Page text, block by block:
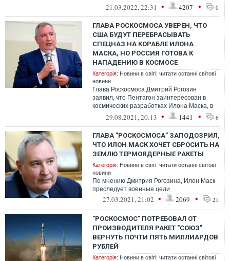
качествами.
21.03.2022, 22:31 • 4207 • 0
ГЛАВА РОСКОСМОСА УВЕРЕН, ЧТО
США БУДУТ ПЕРЕБРАСЫВАТЬ
СПЕЦНАЗ НА КОРАБЛЕ ИЛОНА
МАСКА, НО РОССИЯ ГОТОВА К
НАПАДЕНИЮ В КОСМОСЕ
Категорія: Новини в світі: читати останні світові
новини
Глава Роскосмоса Дмитрий Рогозин
заявил, что Пентагон заинтересован в
космических разработках Илона Маска, в
частности в военных целях может
29.08.2021, 20:13 • 1441 • 6
ГЛАВА "РОСКОСМОСА" ЗАПОДОЗРИЛ,
ЧТО ИЛОН МАСК ХОЧЕТ СБРОСИТЬ НА
ЗЕМЛЮ ТЕРМОЯДЕРНЫЕ РАКЕТЫ
Категорія: Новини в світі: читати останні світові
новини
По мнению Дмитрия Рогозина, Илон Маск
преследует военные цели
27.03.2021, 21:02 • 2069 • 21
"РОСКОСМОС" ПОТРЕБОВАЛ ОТ
ПРОИЗВОДИТЕЛЯ РАКЕТ "СОЮЗ"
ВЕРНУТЬ ПОЧТИ ПЯТЬ МИЛЛИАРДОВ
РУБЛЕЙ
Категорія: Новини в світі: читати останні світові